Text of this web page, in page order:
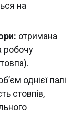
на
отримана
робочу
однієї палі
стовпів,